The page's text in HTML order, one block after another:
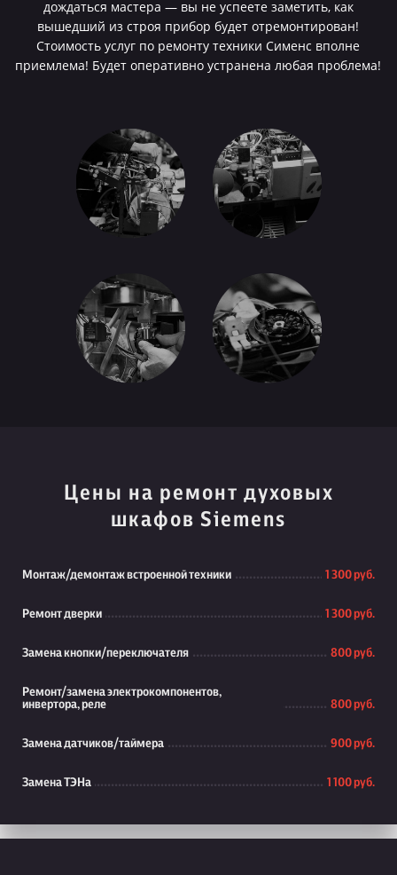
дождаться мастера — вы не успеете заметить, как
вышедший из строя прибор будет отремонтирован!
Стоимость услуг по ремонту техники Сименс вполне
приемлема! Будет оперативно устранена любая проблема!
Цены на ремонт духовых
шкафов Siemens
Монтаж/демонтаж встроенной техники 1 300 руб.
Ремонт дверки 1 300 руб.
Замена кнопки/переключателя 800 руб.
Ремонт/замена электрокомпонентов,
инвертора, реле
800 руб.
Замена датчиков/таймера 900 руб.
Замена ТЭНа 1 100 руб.